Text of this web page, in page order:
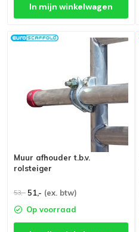
In mijn winkelwagen
Muur afhouder t.b.v.
rolsteiger
53,- 51,- (ex. btw)
Op voorraad